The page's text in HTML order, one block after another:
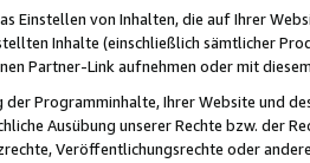
Einstellen von Inhalten, die auf Ihrer
Inhalte (einschließlich sämtlicher
Partner-Link aufnehmen oder mit
der Programminhalte, Ihrer Website und
Ausübung unserer Rechte bzw. der
Veröffentlichungsrechte oder